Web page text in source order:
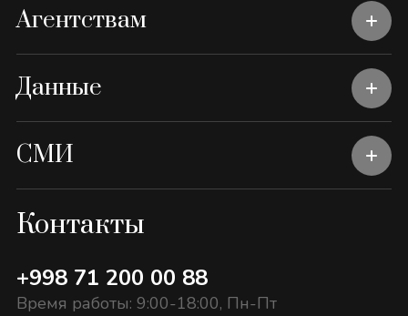
Агентствам
Данные
СМИ
Контакты
+998 71 200 00 88
Время работы: 9:00-18:00, Пн-Пт